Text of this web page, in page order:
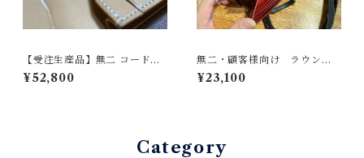
【受注生産品】無二 コードバ
ン名刺入れ オイルコードバ
ン・ナチュラル×ベージュ
¥52,800
無二・顧客様向け ラウンド
ファスナー長財布のファスナ
ー交換
¥23,100
Category